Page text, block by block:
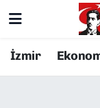
İzmirResmi
Konak